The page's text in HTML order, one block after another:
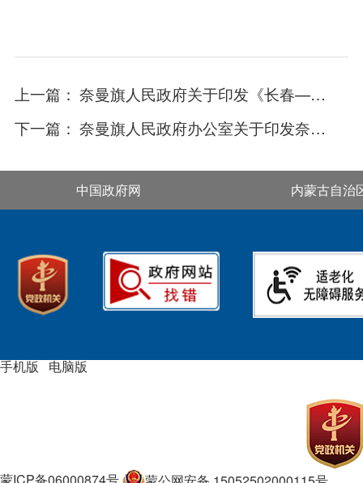
上一篇：
奈曼旗人民政府关于印发《长春—石家庄天然气管道工程（奈曼旗段）征占地补偿安置工作方案》的通知
下一篇：
奈曼旗人民政府办公室关于印发奈曼旗2025年公民无偿献血工作实施方案的通知
中国政府网 内蒙古自治
手机版|电脑版
主办单位：奈曼旗人民政府主办